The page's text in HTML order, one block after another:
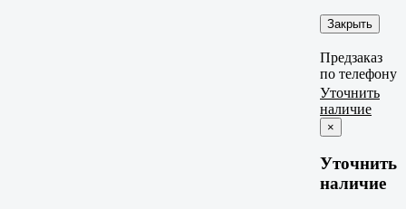
Закрыть
Предзаказ
по телефону
Уточнить
наличие
×
Уточнить
наличие